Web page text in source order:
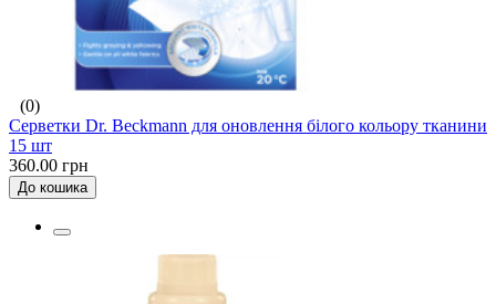
(0)
Серветки Dr. Beckmann для оновлення білого кольору тканини
15 шт
360.00 грн
До кошика